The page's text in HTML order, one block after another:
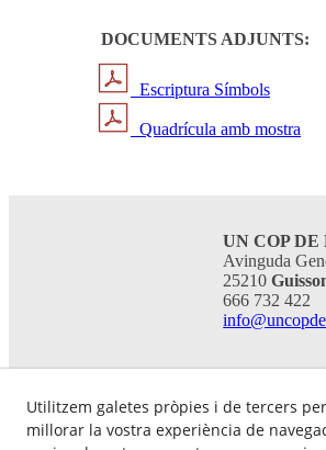
DOCUMENTS ADJUNTS:
Escriptura Símbols
Quadrícula amb mostra
UN COP DE
Avinguda
25210
666 732 422
Utilitzem galetes pròpies i de tercers
millorar la vostra experiència de